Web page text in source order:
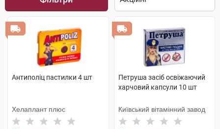
Антиполіц пастилки 4 шт
Хелаплант плюс
Петруша засіб освіжаючий
харчовий капсули 10 шт
Київський вітамінний завод